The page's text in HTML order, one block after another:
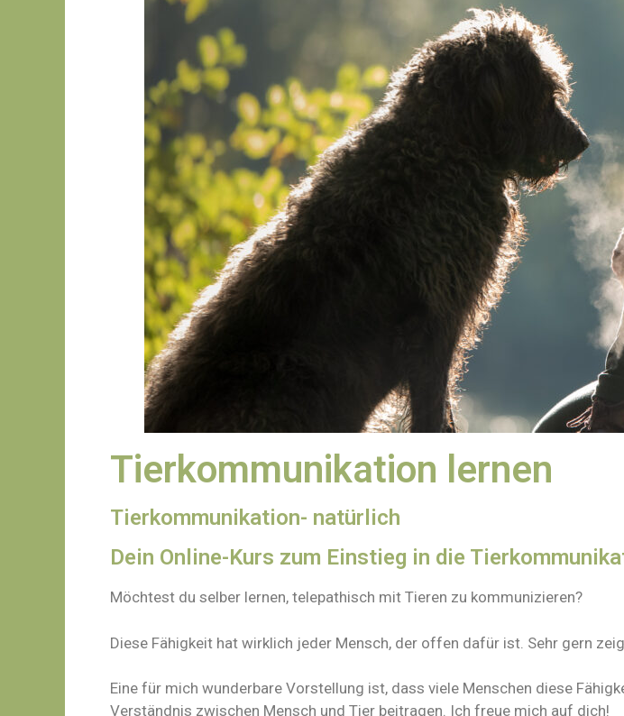
Tierkommunikation lernen
Tierkommunikation- natürlich
Dein Online-Kurs zum Einstieg in die
Möchtest du selber lernen, telepathisch mit Tieren zu kommunizieren?
Diese Fähigkeit hat wirklich jeder Mensch, der offen dafür ist. Sehr gern
Eine für mich wunderbare Vorstellung ist, dass viele Menschen diese
Verständnis zwischen Mensch und Tier beitragen. Ich freue mich auf dich!